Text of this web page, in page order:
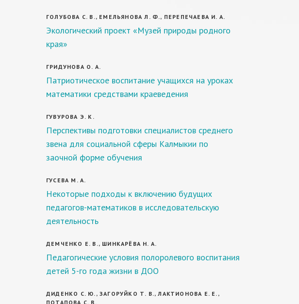
ГОЛУБОВА С. В., ЕМЕЛЬЯНОВА Л. Ф., ПЕРЕПЕЧАЕВА И. А.
Экологический проект «Музей природы родного
края»
ГРИДУНОВА О. А.
Патриотическое воспитание учащихся на уроках
математики средствами краеведения
ГУВУРОВА Э. К.
Перспективы подготовки специалистов среднего
звена для социальной сферы Калмыкии по
заочной форме обучения
ГУСЕВА М. А.
Некоторые подходы к включению будущих
педагогов-математиков в исследовательскую
деятельность
ДЕМЧЕНКО Е. В., ШИНКАРЁВА Н. А.
Педагогические условия полоролевого воспитания
детей 5-го года жизни в ДОО
ДИДЕНКО С. Ю., ЗАГОРУЙКО Т. В., ЛАКТИОНОВА Е. Е.,
ПОТАПОВА С. В.